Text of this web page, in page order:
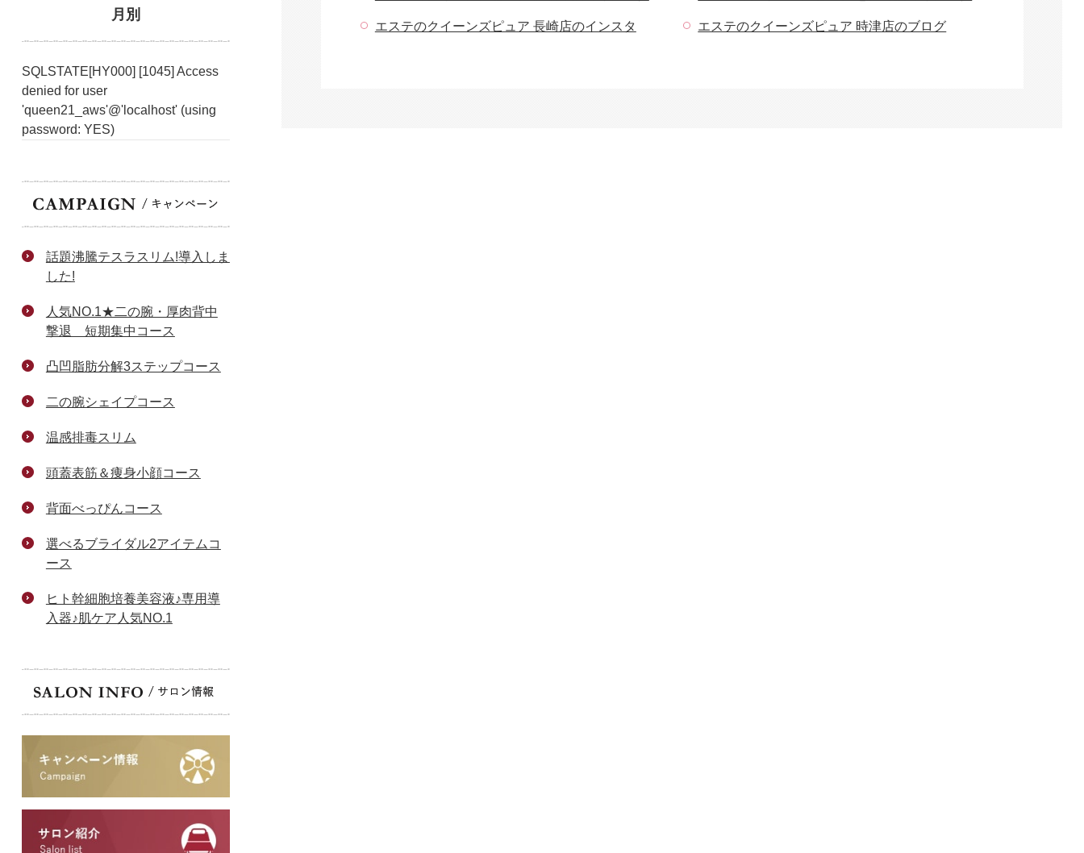
エステのクイーンズピュア 長崎店のインスタ エステのクイーンズピュア 時津店のブログ
月別
SQLSTATE[HY000] [1045] Access
denied for user
'queen21_aws'@'localhost' (using
password: YES)
話題沸騰テスラスリム!導入しま
した!
人気NO.1★二の腕・厚肉背中
撃退 短期集中コース
凸凹脂肪分解3ステップコース
二の腕シェイプコース
温感排毒スリム
頭蓋表筋＆痩身小顔コース
背面べっぴんコース
選べるブライダル2アイテムコ
ース
ヒト幹細胞培養美容液♪専用導
入器♪肌ケア人気NO.1